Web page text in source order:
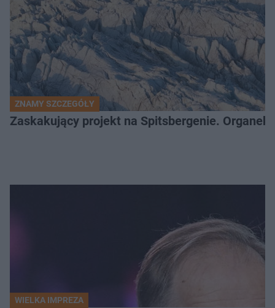
ZNAMY SZCZEGÓŁY
Zaskakujący projekt na Spitsbergenie.
WIELKA IMPREZA